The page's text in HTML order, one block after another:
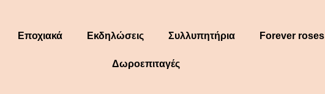
Εποχιακά Εκδηλώσεις Συλλυπητήρια Forever roses
Δωροεπιταγές